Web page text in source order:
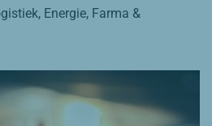
Energie, Farma &